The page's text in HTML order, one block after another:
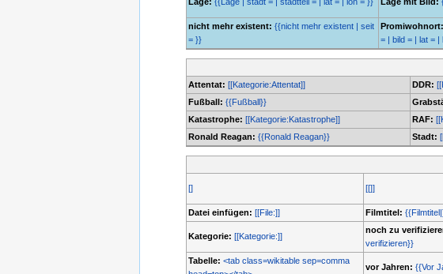
Lage: {{Lage | stadt = | stadtteil = | lat = | lon = }} Lage mit Bild:
nicht mehr existent: {{nicht mehr existent | seit
= }}
Promiwohnort:
= | bild = | lat = |
Attentat: [[Kategorie:Attentat]] DDR:
Fußball: {{Fußball}}
Katastrophe: [[Kategorie:Katastrophe]] RAF:
Ronald Reagan: {{Ronald Reagan}} Stadt:
[] [[]]
Datei einfügen: [[File:]] Filmtitel:
Kategorie: [[Kategorie:]]
noch zu
verifizieren}}
Tabelle: <tab class=wikitable sep=comma
vor Jahren: {{Vor